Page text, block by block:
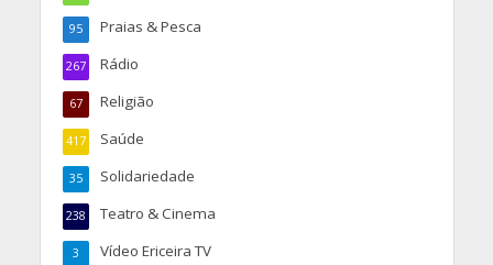
Praias & Pesca
95
Rádio
267
Religião
67
Saúde
417
Solidariedade
35
Teatro & Cinema
238
Vídeo Ericeira TV
3